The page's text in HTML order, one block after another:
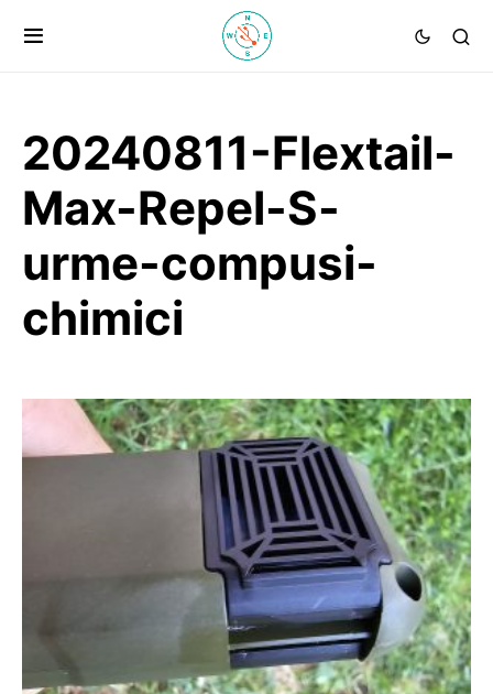
20240811-Flextail-
Max-Repel-S-
urme-compusi-
chimici